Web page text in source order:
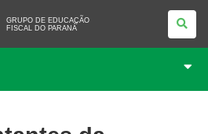
GRUPO DE EDUCAÇÃO
FISCAL DO PARANÁ